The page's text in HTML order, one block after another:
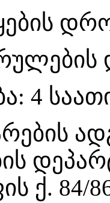
4
ქ. 84/